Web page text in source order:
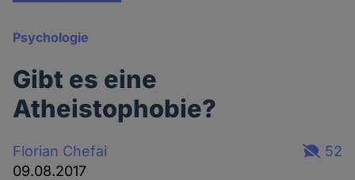
Psychologie
Gibt es eine
Atheistophobie?
Florian Chefai
09.08.2017
52